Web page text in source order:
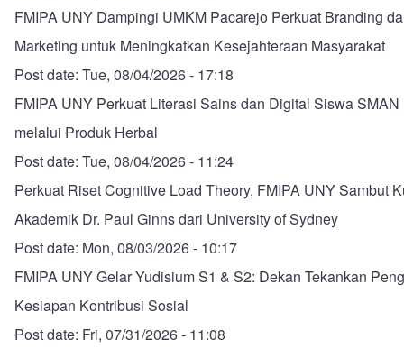
FMIPA UNY Dampingi UMKM Pacarejo Perkuat Branding
Marketing untuk Meningkatkan Kesejahteraan Masyarakat
Post date: Tue, 08/04/2026 - 17:18
FMIPA UNY Perkuat Literasi Sains dan Digital Siswa
melalui Produk Herbal
Post date: Tue, 08/04/2026 - 11:24
Perkuat Riset Cognitive Load Theory, FMIPA UNY Sambut
Akademik Dr. Paul Ginns dari University of Sydney
Post date: Mon, 08/03/2026 - 10:17
FMIPA UNY Gelar Yudisium S1 & S2: Dekan Tekankan
Kesiapan Kontribusi Sosial
Post date: Fri, 07/31/2026 - 11:08